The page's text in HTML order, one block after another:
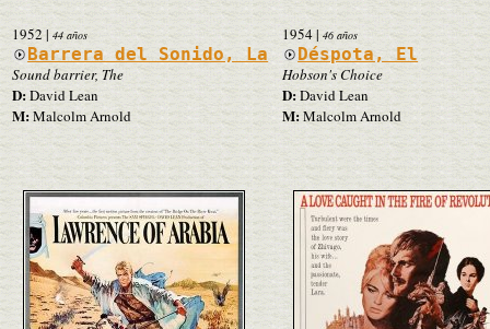
1952| 44 años
Barrera del Sonido, La
Sound barrier, The
D:David Lean
M:Malcolm Arnold
1954| 46 años
Déspota, El
Hobson's Choice
D:David Lean
M:Malcolm Arnold